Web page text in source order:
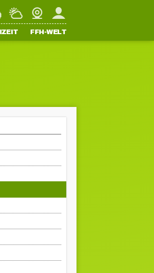
WetterWebcamMein FFH
FFH-WELT